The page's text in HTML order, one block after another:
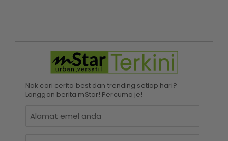
Nak cari cerita best dan trending setiap hari?
Langgan berita mStar! Percuma je!